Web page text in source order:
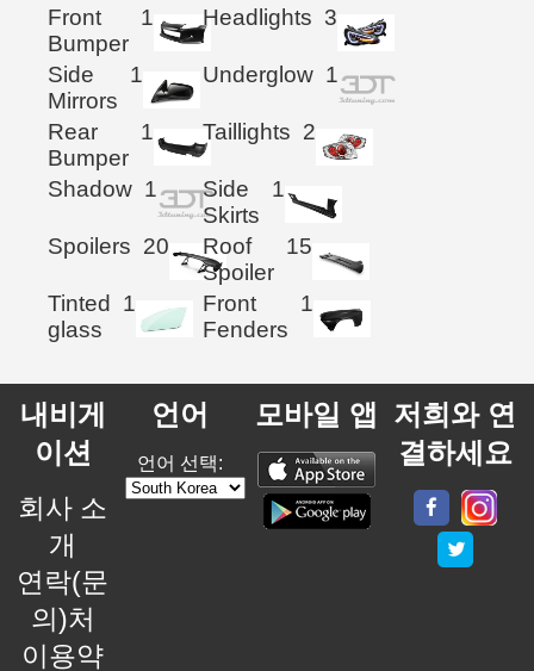
Front
Bumper
1 Headlights 3
Side
Mirrors
1 Underglow 1
Rear
Bumper
1 Taillights 2
Shadow 1
Side
Skirts
1
Spoilers 20
Roof
Spoiler
15
Tinted
glass
1
Front
Fenders
1
내비게
이션
회사 소
개
연락(문
의)처
이용약
언어
언어 선택:
모바일 앱 저희와 연
결하세요